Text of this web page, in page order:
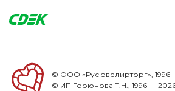
© ООО «Русювелирторг», 1996
© ИП Горюнова Т.Н., 1996 —